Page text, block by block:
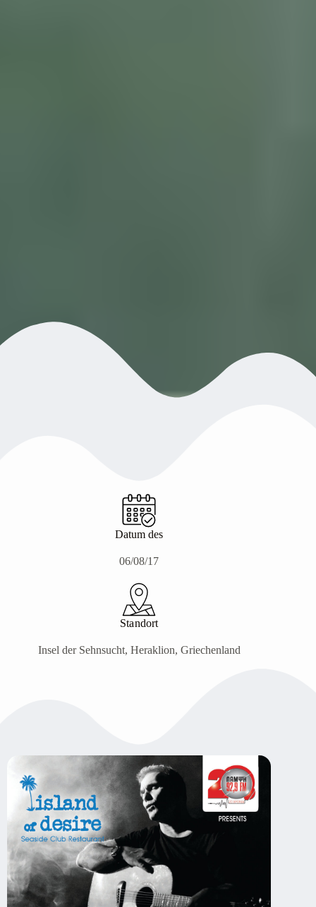
Datum des
06/08/17
Standort
Insel der Sehnsucht, Heraklion, Griechenland